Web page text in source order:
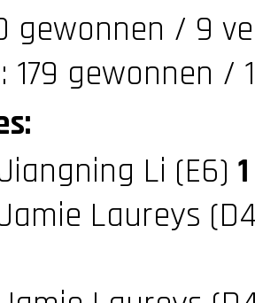
gewonnen / 9
179 gewonnen /
Li (E6) 1
Laureys